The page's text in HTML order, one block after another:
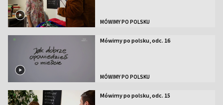
MÓWIMY PO POLSKU
Mówimy po polsku, odc. 16
MÓWIMY PO POLSKU
Mówimy po polsku, odc. 15